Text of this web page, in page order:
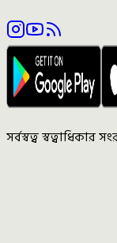
সর্বস্বত্ব